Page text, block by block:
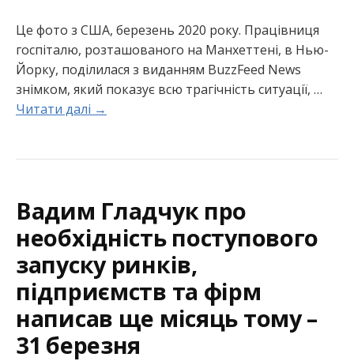
Це фото з США, березень 2020 року. Працівниця
госпіталю, розташованого на Манхеттені, в Нью-
Йорку, поділилася з виданням BuzzFeed News
знімком, який показує всю трагічність ситуації, …
Читати далі →
Вадим Гладчук про
необхідність поступового
запуску ринків,
підприємств та фірм
написав ще місяць тому –
31 березня